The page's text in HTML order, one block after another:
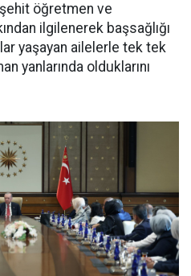
öğretmen ve
ilgilenerek başsağlığı
yaşayan ailelerle tek tek
yanlarında olduklarını